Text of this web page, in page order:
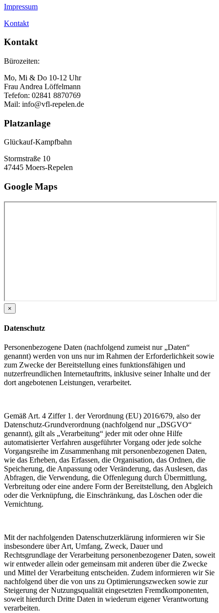
Impressum
Kontakt
Kontakt
Bürozeiten:
Mo, Mi & Do 10-12 Uhr
Frau Andrea Löffelmann
Tefefon: 02841 8870769
Mail: info@vfl-repelen.de
Platzanlage
Glückauf-Kampfbahn
Stormstraße 10
47445 Moers-Repelen
Google Maps
×
Datenschutz
Personenbezogene Daten (nachfolgend zumeist nur „Daten“
genannt) werden von uns nur im Rahmen der Erforderlichkeit sowie
zum Zwecke der Bereitstellung eines funktionsfähigen und
nutzerfreundlichen Internetauftritts, inklusive seiner Inhalte und der
dort angebotenen Leistungen, verarbeitet.
Gemäß Art. 4 Ziffer 1. der Verordnung (EU) 2016/679, also der
Datenschutz-Grundverordnung (nachfolgend nur „DSGVO“
genannt), gilt als „Verarbeitung“ jeder mit oder ohne Hilfe
automatisierter Verfahren ausgeführter Vorgang oder jede solche
Vorgangsreihe im Zusammenhang mit personenbezogenen Daten,
wie das Erheben, das Erfassen, die Organisation, das Ordnen, die
Speicherung, die Anpassung oder Veränderung, das Auslesen, das
Abfragen, die Verwendung, die Offenlegung durch Übermittlung,
Verbreitung oder eine andere Form der Bereitstellung, den Abgleich
oder die Verknüpfung, die Einschränkung, das Löschen oder die
Vernichtung.
Mit der nachfolgenden Datenschutzerklärung informieren wir Sie
insbesondere über Art, Umfang, Zweck, Dauer und
Rechtsgrundlage der Verarbeitung personenbezogener Daten, soweit
wir entweder allein oder gemeinsam mit anderen über die Zwecke
und Mittel der Verarbeitung entscheiden. Zudem informieren wir Sie
nachfolgend über die von uns zu Optimierungszwecken sowie zur
Steigerung der Nutzungsqualität eingesetzten Fremdkomponenten,
soweit hierdurch Dritte Daten in wiederum eigener Verantwortung
verarbeiten.